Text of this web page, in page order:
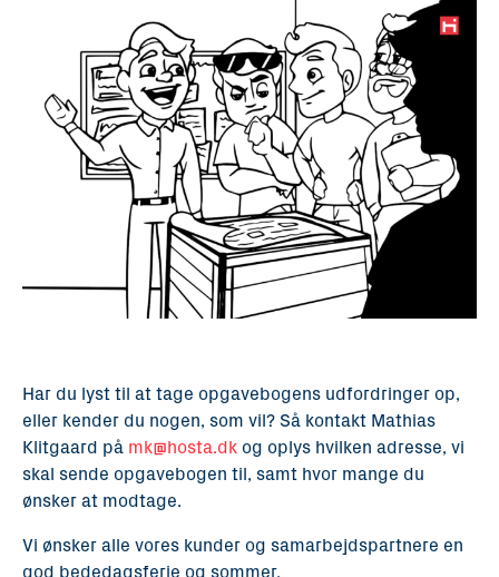
Har du lyst til at tage opgavebogens udfordringer op,
eller kender du nogen, som vil? Så kontakt Mathias
Klitgaard på mk@hosta.dk og oplys hvilken adresse, vi
skal sende opgavebogen til, samt hvor mange du
ønsker at modtage.
Vi ønsker alle vores kunder og samarbejdspartnere en
god bededagsferie og sommer.